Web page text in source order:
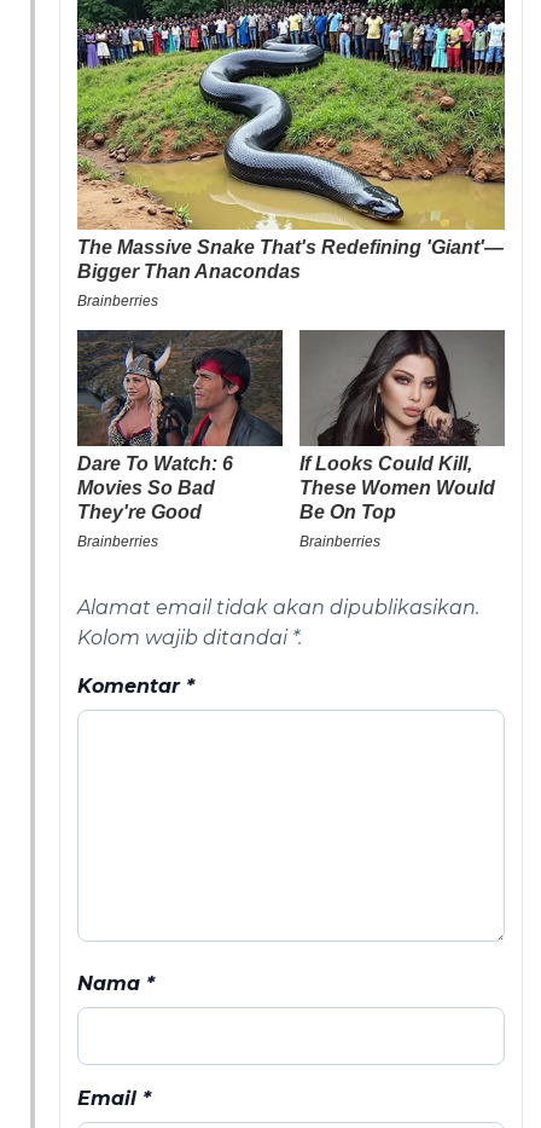
Alamat email tidak akan dipublikasikan.
Kolom wajib ditandai *.
Komentar *
Nama *
Email *